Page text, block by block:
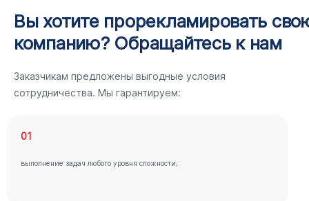
Вы хотите прорекламировать
компанию? Обращайтесь к нам
Заказчикам предложены выгодные условия
сотрудничества. Мы гарантируем:
01
выполнение задач любого уровня сложности;